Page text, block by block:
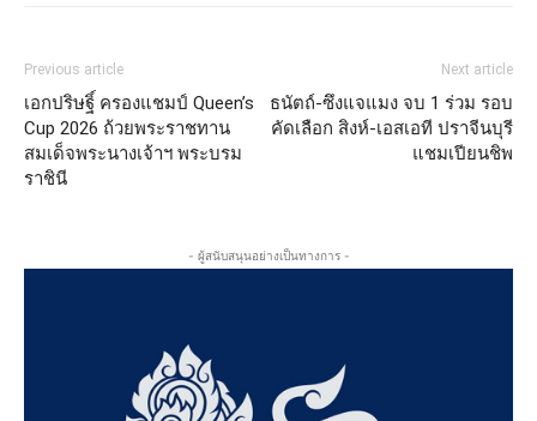
Previous article
เอกปริษฐิ์ ครองแชมป์ Queen’s
Cup 2026 ถ้วยพระราชทาน
สมเด็จพระนางเจ้าฯ พระบรม
ราชินี
Next article
ธนัตถ์-ซึงแจแมง จบ 1 ร่วม รอบ
คัดเลือก สิงห์-เอสเอที ปราจีนบุรี
แชมเปียนชิพ
- ผู้สนับสนุนอย่างเป็นทางการ -